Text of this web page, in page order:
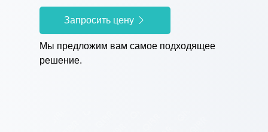
Запросить цену
Мы предложим вам самое подходящее
решение.